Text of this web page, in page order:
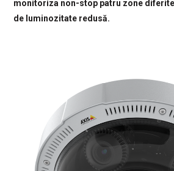
monitoriza non-stop patru zone
de luminozitate redusă.